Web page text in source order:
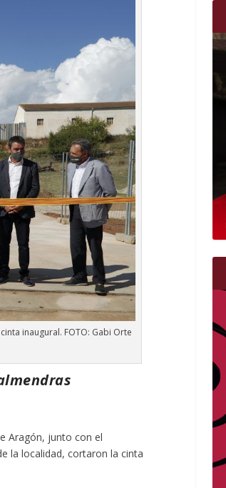
inaugural. FOTO: Gabi Orte
Aragón, junto con el
la localidad, cortaron la cinta